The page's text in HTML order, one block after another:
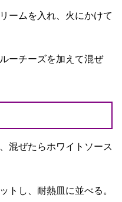
ームを入れ、火にかけて
ーチーズを加えて混ぜ
混ぜたらホワイトソース
トし、耐熱皿に並べる。